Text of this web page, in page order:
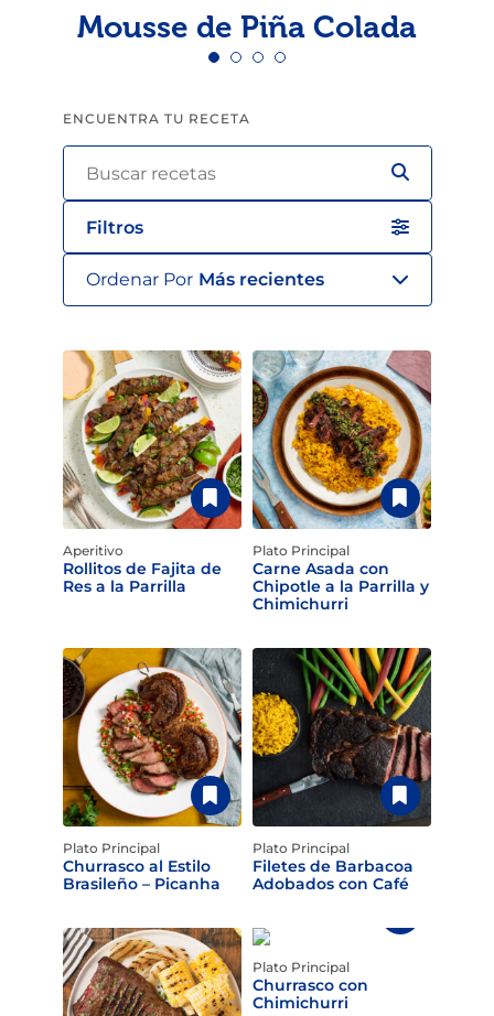
Mousse de Piña Colada
ENCUENTRA TU RECETA
Filtros
Ordenar Por Más recientes
Aperitivo
Rollitos de Fajita de
Res a la Parrilla
Plato Principal
Carne Asada con
Chipotle a la Parrilla y
Chimichurri
Plato Principal
Churrasco al Estilo
Brasileño – Picanha
Plato Principal
Filetes de Barbacoa
Adobados con Café
Plato Principal
Churrasco con
Chimichurri